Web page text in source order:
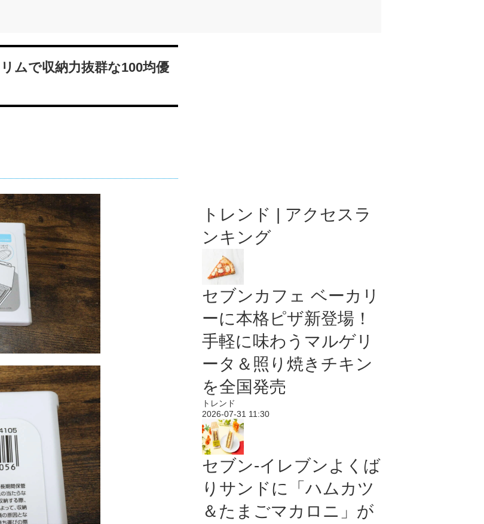
ムで収納力抜群な100均優
トレンド | アクセスラ
ンキング
セブンカフェ ベーカリ
ーに本格ピザ新登場！
手軽に味わうマルゲリ
ータ＆照り焼きチキン
を全国発売
トレンド
2026-07-31 11:30
セブン‐イレブンよくば
りサンドに「ハムカツ
＆たまごマカロニ」が